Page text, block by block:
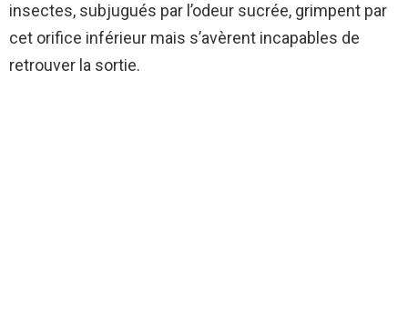
insectes, subjugués par l’odeur sucrée, grimpent par
cet orifice inférieur mais s’avèrent incapables de
retrouver la sortie.